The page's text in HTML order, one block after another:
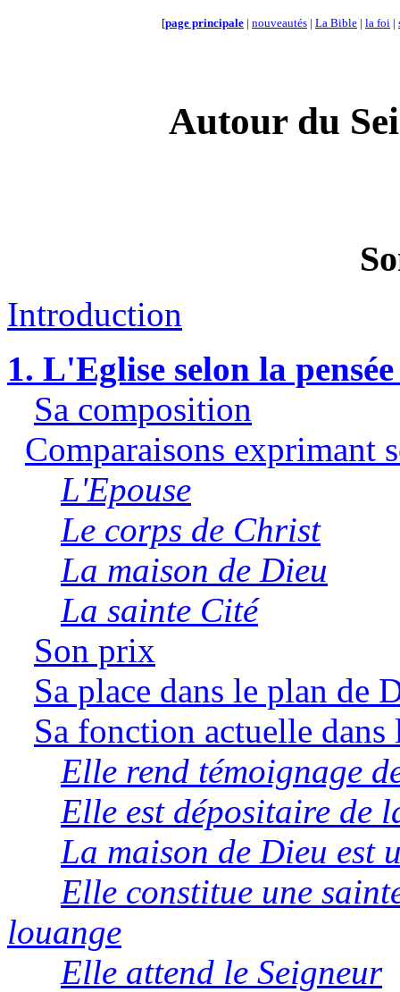
[page principale | nouveautés | La Bible | la foi |
Autour du
Introduction
1. L'Eglise selon la
Sa composition
Comparaisons exprimant
L'Epouse
Le corps de Christ
La maison de Dieu
La sainte Cité
Son prix
Sa place dans le plan de
Sa fonction actuelle dans
Elle rend témoignage
Elle est dépositaire de
La maison de Dieu est
Elle constitue une
louange
Elle attend le Seigneur